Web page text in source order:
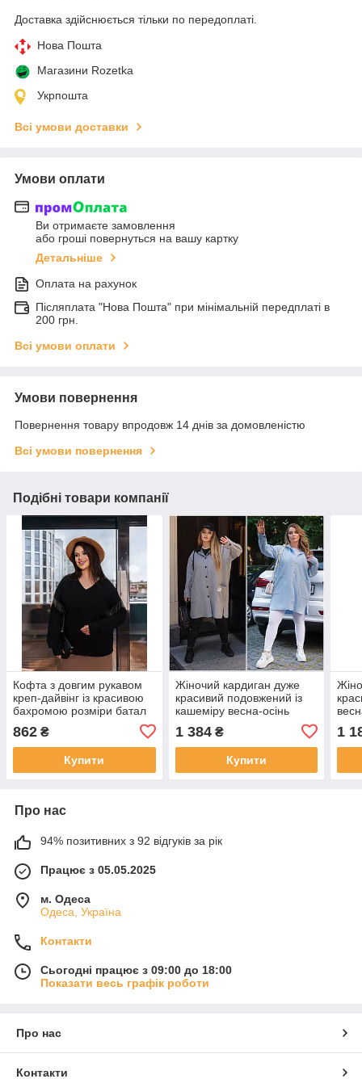
Доставка здійснюється тільки по передоплаті.
Нова Пошта
Магазини Rozetka
Укрпошта
Всі умови доставки
Умови оплати
Ви отримаєте замовлення
або гроші повернуться на вашу картку
Детальніше
Оплата на рахунок
Післяплата "Нова Пошта" при мінімальній передплаті в
200 грн.
Всі умови оплати
Умови повернення
Повернення товару впродовж 14 днів за домовленістю
Всі умови повернення
Подібні товари компанії
Кофта з довгим рукавом
креп-дайвінг із красивою
бахромою розміри батал
862 ₴
Купити
Жіночий кардиган дуже
красивий подовжений із
кашеміру весна-осінь
1 384₴
Купити
1
Про нас
94% позитивних з 92 відгуків за рік
Працює з 05.05.2025
м. Одеса
Одеса, Україна
Контакти
Сьогодні працює з 09:00 до 18:00
Показати весь графік роботи
Про нас
Контакти